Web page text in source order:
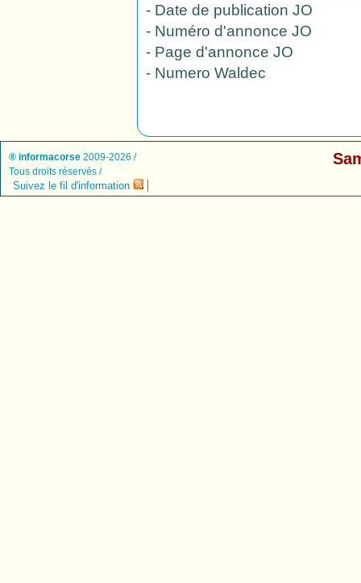
- Date de publication JO
- Numéro d'annonce JO
- Page d'annonce JO
- Numero Waldec
® informacorse 2009-2026 /
Tous droits réservés /
Suivez le fil d'information